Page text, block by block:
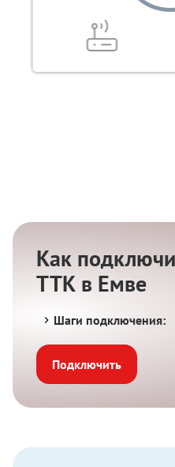
Как
ТТК в Емве
Шаги подключения:
Подключить